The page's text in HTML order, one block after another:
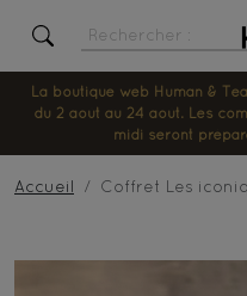
La boutique web Human &
du 2 août au 24 août. Les
midi seront
Accueil Coffret Les